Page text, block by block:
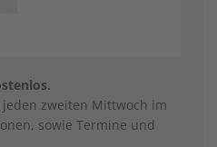
zweiten Mittwoch im
sowie Termine und